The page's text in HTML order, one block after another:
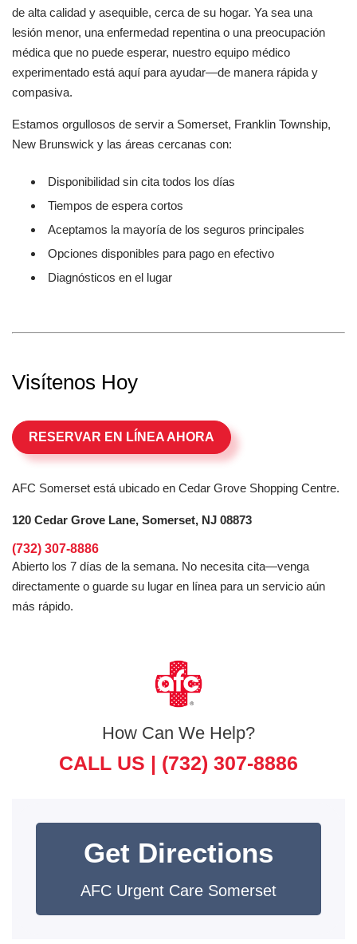
de alta calidad y asequible, cerca de su hogar. Ya sea una
lesión menor, una enfermedad repentina o una preocupación
médica que no puede esperar, nuestro equipo médico
experimentado está aquí para ayudar—de manera rápida y
compasiva.
Estamos orgullosos de servir a Somerset, Franklin Township,
New Brunswick y las áreas cercanas con:
Disponibilidad sin cita todos los días
Tiempos de espera cortos
Aceptamos la mayoría de los seguros principales
Opciones disponibles para pago en efectivo
Diagnósticos en el lugar
Visítenos Hoy
RESERVAR EN LÍNEA AHORA
AFC Somerset está ubicado en Cedar Grove Shopping Centre.
120 Cedar Grove Lane, Somerset, NJ 08873
(732) 307-8886
Abierto los 7 días de la semana. No necesita cita—venga
directamente o guarde su lugar en línea para un servicio aún
más rápido.
How Can We Help?
CALL US | (732) 307-8886
Get Directions
AFC Urgent Care Somerset